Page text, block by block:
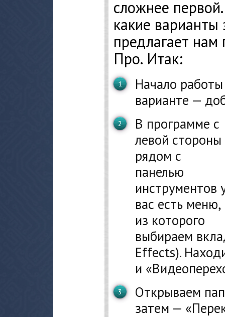
сложнее
какие
предлагает
Про. Итак:
Начало
варианте —
В программе с
левой стороны
рядом с
панелью
инструментов
вас есть меню,
из которого
выбираем
Effects).
и
Открываем
затем —